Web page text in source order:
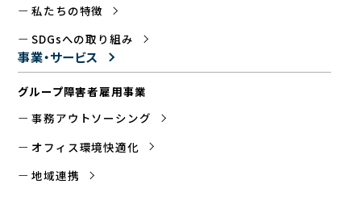
私たちの特徴
SDGsへの取り組み
事業・サービス
グループ障害者雇用事業
事務アウトソーシング
オフィス環境快適化
地域連携